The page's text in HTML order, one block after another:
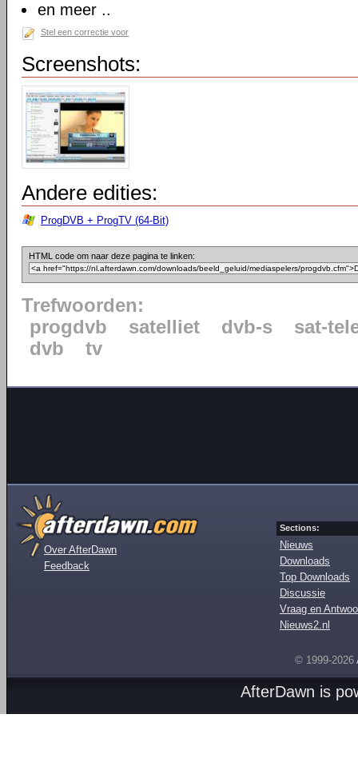
en meer ..
Stel een correctie voor
Screenshots:
Andere edities:
ProgDVB + ProgTV (64-Bit)
HTML code om naar deze pagina te linken:
Trefwoorden:
progdvb
satelliet dvb-s
sat-
dvb
tv
Over AfterDawn
Feedback
Sections:
Nieuws
Downloads
Top Downloads
Discussie
Vraag en
Nieuws2.nl
© 1999-2026
AfterDawn is